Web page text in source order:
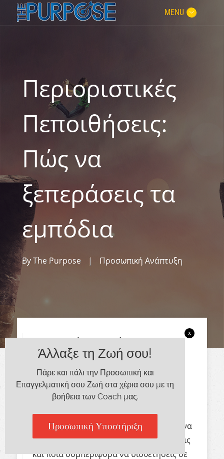
MENU
Περιοριστικές
Πεποιθήσεις:
Πώς να
ξεπεράσεις τα
εμπόδια
ByThe Purpose | Προσωπική Ανάπτυξη
Τα πιστεύω σου είναι σαν τις
πινακίδες στο δρόμο που σε
οδηγούν προς τη σωστή
κατεύθυνση.
Χωρίς τα πιστεύω σου και τις αξίες σου να
σε οδηγούν, δε θα ήξερες πώς να δράσεις
και ποια συμπεριφορά να υιοθετήσεις σε
Άλλαξε τη Ζωή σου!
Πάρε και πάλι την Προσωπική και
Επαγγελματική σου Ζωή στα χέρια σου με τη
βοήθεια των Coach μας.
Προσωπική Υποστήριξη
x